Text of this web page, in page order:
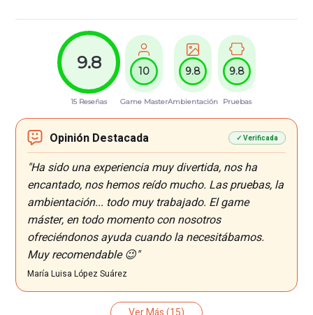
9.8
15 Reseñas
10
Game Master
9.8
Ambientación
9.8
Pruebas
Opinión Destacada ✓ Verificada
"Ha sido una experiencia muy divertida, nos ha
encantado, nos hemos reído mucho. Las pruebas, la
ambientación... todo muy trabajado. El game
máster, en todo momento con nosotros
ofreciéndonos ayuda cuando la necesitábamos.
Muy recomendable 😉"
María Luisa López Suárez